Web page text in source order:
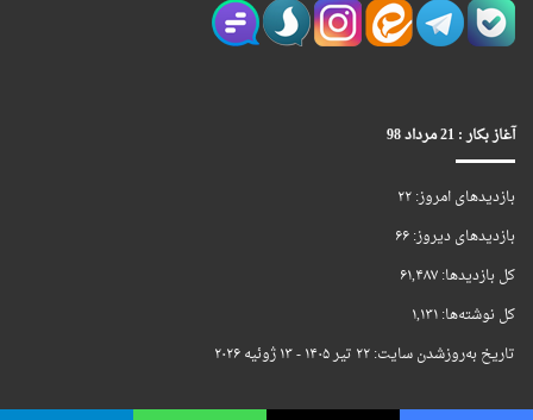
آغاز بکار : 21 مرداد 98
بازدیدهای امروز:۲۲
بازدیدهای دیروز:۶۶
کل بازدیدها:۶۱,۴۸۷
کل نوشته‌ها:۱,۱۳۱
تاریخ به‌روزشدن سایت:۲۲ تیر ۱۴۰۵ - ۱۳ ژوئیه ۲۰۲۶